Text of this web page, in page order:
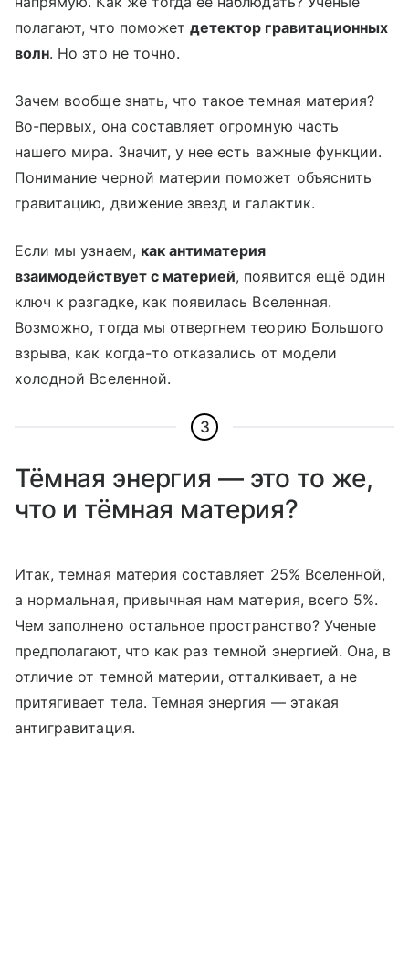
полагают, что поможетдетектор гравитационных
волн. Но это не точно.
Зачем вообще знать, что такое темная материя?
Во-первых, она составляет огромную часть
нашего мира. Значит, у нее есть важные функции.
Понимание черной материи поможет объяснить
гравитацию, движение звезд и галактик.
Если мы узнаем, как антиматерия
взаимодействует с материей, появится ещё один
ключ к разгадке, как появилась Вселенная.
Возможно, тогда мы отвергнем теорию Большого
взрыва, как когда-то отказались от модели
холодной Вселенной.
3
Тёмная энергия — это то же,
что и тёмная материя?
Итак, темная материя составляет 25% Вселенной,
а нормальная, привычная нам материя, всего 5%.
Чем заполнено остальное пространство? Ученые
предполагают, что как раз темной энергией. Она, в
отличие от темной материи, отталкивает, а не
притягивает тела. Темная энергия — этакая
антигравитация.